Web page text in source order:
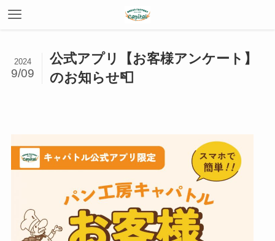
公式アプリ【お客様アンケート】
のお知らせ📮
2024
9/09